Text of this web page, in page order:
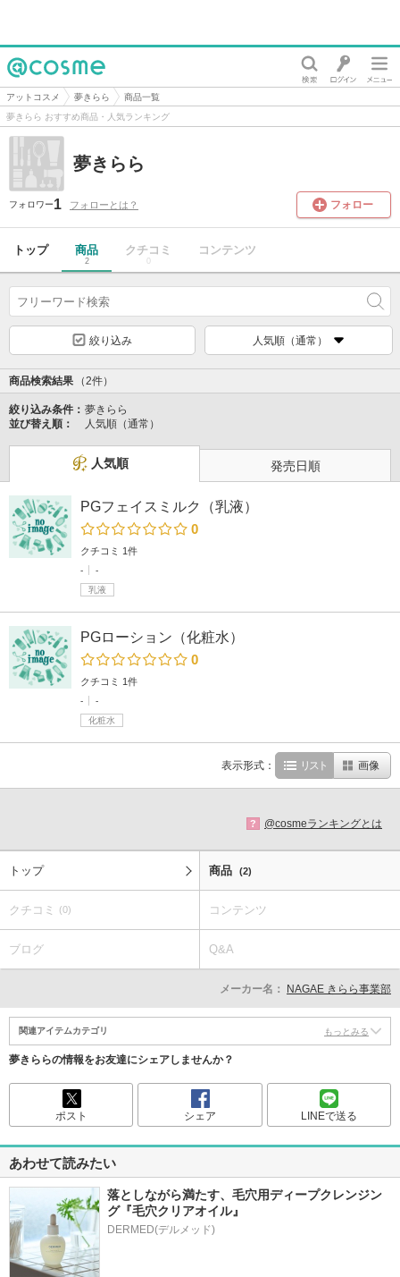
@cosme
アットコスメ 夢きらら
商品一覧
夢きらら おすすめ商品・人気ランキング
夢きらら
フォロワー1 フォローとは？ フォロー
トップ 商品
2
クチコミ
0
コンテンツ
絞り込み 人気順（通常）
商品検索結果 （2件）
絞り込み条件： 夢きらら
並び替え順：
人気順（通常）
人気順 発売日順
PGフェイスミルク（乳液）
0
クチコミ 1件
-
-
乳液
PGローション（化粧水）
0
クチコミ 1件
-
-
化粧水
表示形式： リスト 画像
? @cosmeランキングとは
トップ 商品 (2)
クチコミ (0) コンテンツ
ブログ Q&A
メーカー名： NAGAE きらら事業部
関連アイテムカテゴリ もっとみる
夢きららの情報をお友達にシェアしませんか？
ポスト シェア LINEで送る
あわせて読みたい
落としながら満たす、毛穴用ディープクレンジン
グ『毛穴クリアオイル』